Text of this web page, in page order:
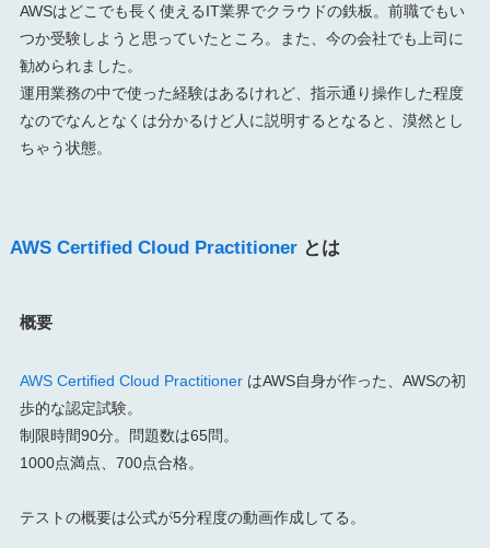
AWSはどこでも長く使えるIT業界でクラウドの鉄板。前職でもい
つか受験しようと思っていたところ。また、今の会社でも上司に
勧められました。
運用業務の中で使った経験はあるけれど、指示通り操作した程度
なのでなんとなくは分かるけど人に説明するとなると、漠然とし
ちゃう状態。
AWS Certified Cloud Practitionerとは
概要
AWS Certified Cloud PractitionerはAWS自身が作った、AWSの初
歩的な認定試験。
制限時間90分。問題数は65問。
1000点満点、700点合格。
テストの概要は公式が5分程度の動画作成してる。